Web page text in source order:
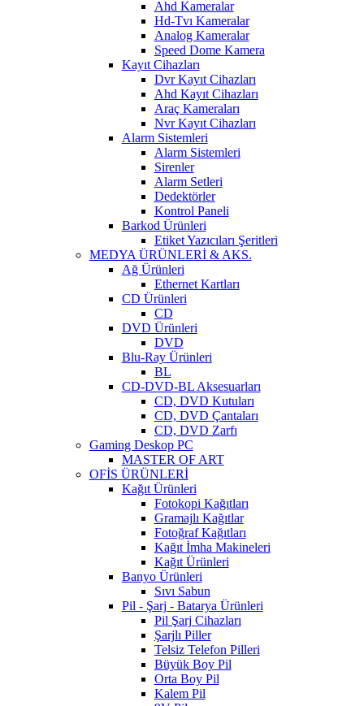
Ahd Kameralar
Hd-Tvı Kameralar
Analog Kameralar
Speed Dome Kamera
Kayıt Cihazları
Dvr Kayıt Cihazları
Ahd Kayıt Cihazları
Araç Kameraları
Nvr Kayıt Cihazları
Alarm Sistemleri
Alarm Sistemleri
Sirenler
Alarm Setleri
Dedektörler
Kontrol Paneli
Barkod Ürünleri
Etiket Yazıcıları Şeritleri
MEDYA ÜRÜNLERİ & AKS.
Ağ Ürünleri
Ethernet Kartları
CD Ürünleri
CD
DVD Ürünleri
DVD
Blu-Ray Ürünleri
BL
CD-DVD-BL Aksesuarları
CD, DVD Kutuları
CD, DVD Çantaları
CD, DVD Zarfı
Gaming Deskop PC
MASTER OF ART
OFİS ÜRÜNLERİ
Kağıt Ürünleri
Fotokopi Kağıtları
Gramajlı Kağıtlar
Fotoğraf Kağıtları
Kağıt İmha Makineleri
Kağıt Ürünleri
Banyo Ürünleri
Sıvı Sabun
Pil - Şarj - Batarya Ürünleri
Pil Şarj Cihazları
Şarjlı Piller
Telsiz Telefon Pilleri
Büyük Boy Pil
Orta Boy Pil
Kalem Pil